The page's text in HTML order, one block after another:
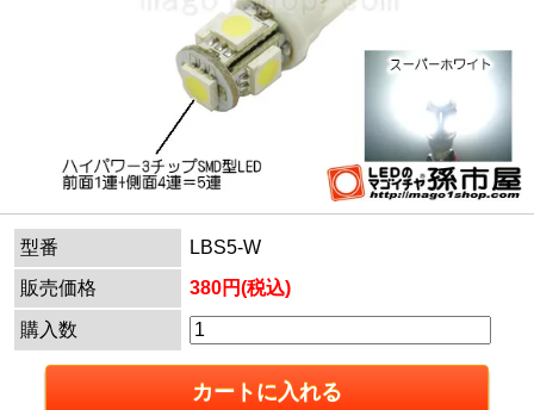
型番
LBS5-W
販売価格
380円(税込)
購入数